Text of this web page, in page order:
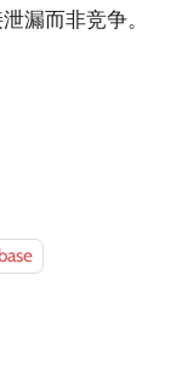
漏而非竞争。